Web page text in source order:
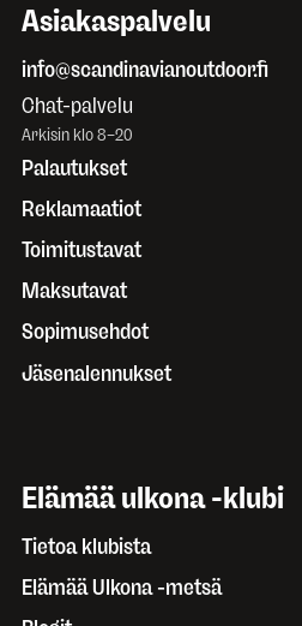
Asiakaspalvelu
info@scandinavianoutdoor.fi
Chat-palvelu
Arkisin klo 8–20
Palautukset
Reklamaatiot
Toimitustavat
Maksutavat
Sopimusehdot
Jäsenalennukset
Elämää ulkona -klubi
Tietoa klubista
Elämää Ulkona -metsä